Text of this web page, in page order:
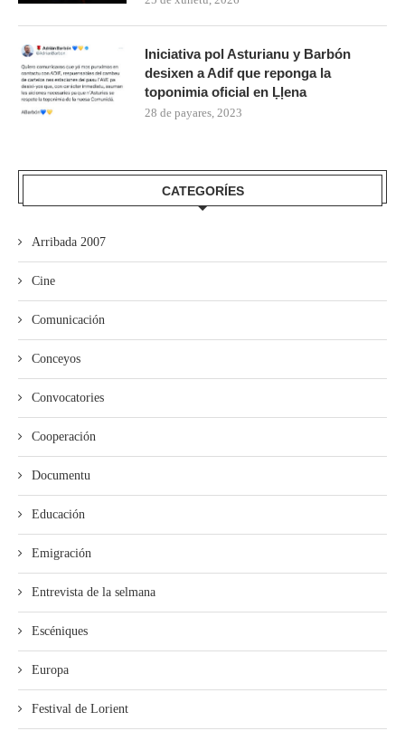
Iniciativa pol Asturianu y Barbón
desixen a Adif que reponga la
toponimia oficial en Ḷḷena
28 de payares, 2023
CATEGORÍES
Arribada 2007
Cine
Comunicación
Conceyos
Convocatories
Cooperación
Documentu
Educación
Emigración
Entrevista de la selmana
Escéniques
Europa
Festival de Lorient